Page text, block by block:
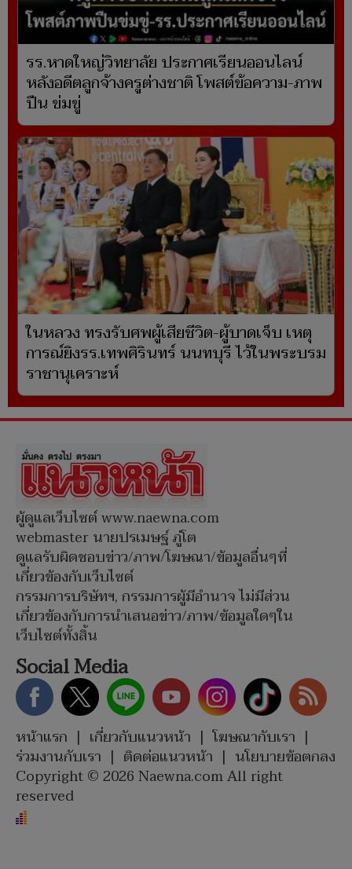
รร.หาดใหญ่วิทยาลัย ประกาศเรียนออนไลน์
หลังอดีตลูกจ้างครูต่างชาติ โพสต์ข้อความ-ภาพ
ปืน ข่มขู่
ในหลวง ทรงรับศพผู้เสียชีวิต-ผู้บาดเจ็บ เหตุ
การณ์ยิงรร.เทพศิรินทร์ นนทบุรี ไว้ในพระบรม
ราชานุเคราะห์
ผู้ดูแลเว็บไซต์ www.naewna.com
webmaster นายปรเมษฐ์ ภู่โต
ดูแลรับผิดชอบข่าว/ภาพ/โฆษณา/ข้อมูลอื่นๆที่
เกี่ยวข้องกับเว็บไซต์
กรรมการบริษัทฯ, กรรมการผู้มีอำนาจ ไม่มีส่วน
เกี่ยวข้องกับการนำเสนอข่าว/ภาพ/ข้อมูลใดๆใน
เว็บไซต์ทั้งสิ้น
Social Media
หน้าแรก | เกี่ยวกับแนวหน้า | โฆษณากับเรา |
ร่วมงานกับเรา | ติดต่อแนวหน้า | นโยบายข้อตกลง
Copyright © 2026 Naewna.com All right
reserved